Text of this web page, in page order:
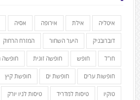
איטליה אילת אירופה אסיה
דוברובניק היער השחור המזרח הרחוק
חו"ל חופש חופשה זוגית
חופשות ערים חופשת ים חופשת קיץ
טוקיו טיסות למדריד טיסות לניו יורק